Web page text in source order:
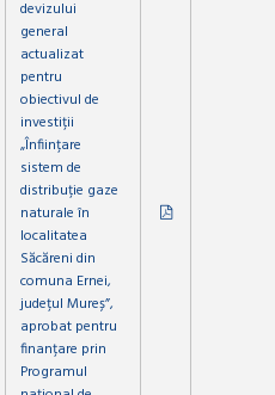
devizului
general
actualizat
pentru
obiectivul de
investiții
„Înființare
sistem de
distribuție gaze
naturale în
localitatea
Săcăreni din
comuna Ernei,
județul Mureș”,
aprobat pentru
finanțare prin
Programul